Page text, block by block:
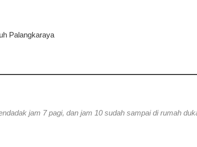
Palangkaraya
jam 7 pagi, dan jam 10 sudah sampai di rumah